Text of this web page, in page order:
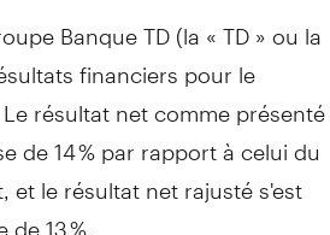
Banque TD (la « TD » ou la
financiers pour le
résultat net comme présenté
de 14 % par rapport à celui du
le résultat net rajusté s'est
13 %.